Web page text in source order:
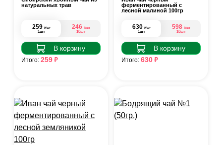
натуральных трав
259 ₽/шт
1шт
246 ₽/шт
10шт
В корзину
Итого: 259₽
ферментированный с
лесной малиной 100гр
630 ₽/шт
1шт
598 ₽/шт
10шт
В корзину
Итого: 630₽